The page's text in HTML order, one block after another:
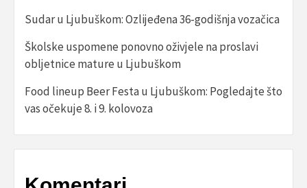
Sudar u Ljubuškom: Ozlijeđena 36-godišnja vozačica
Školske uspomene ponovno oživjele na proslavi
obljetnice mature u Ljubuškom
Food lineup Beer Festa u Ljubuškom: Pogledajte što
vas očekuje 8. i 9. kolovoza